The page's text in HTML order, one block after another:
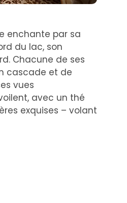
enchante par sa
du lac, son
Chacune de ses
cascade et de
vues
avec un thé
exquises – volant